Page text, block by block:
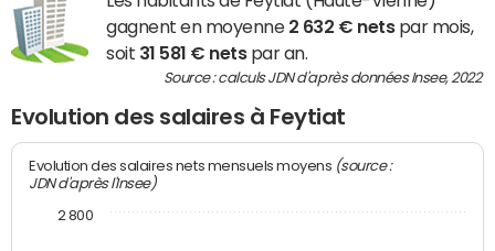
gagnent en moyenne 2 632 € netspar mois,
soit 31 581 € netspar an.
Source : calculs JDN d'après données Insee, 2022
Evolution des salaires à Feytiat
Evolution des salaires nets mensuels moyens (source :
JDN d'après l'Insee)
2 800